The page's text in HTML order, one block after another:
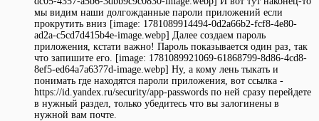
мы видим наши долгожданные пароли приложений если
прокрутить вниз [image: 1781089914494-0d2a66b2-fcf8-4e80-
ad2a-c5cd7d415b4e-image.webp] Далее создаем пароль
приложения, кстати важно! Пароль показывается один раз, так
что запишите его. [image: 1781089921069-61868799-8d86-4cd8-
8ef5-ed64a7a6377d-image.webp] Ну, а кому лень тыкать и
понимать где находятся пароли приложения, вот ссылка -
https://id.yandex.ru/security/app-passwords по ней сразу перейдете
в нужный раздел, только убедитесь что вы залогинены в
нужной вам почте.